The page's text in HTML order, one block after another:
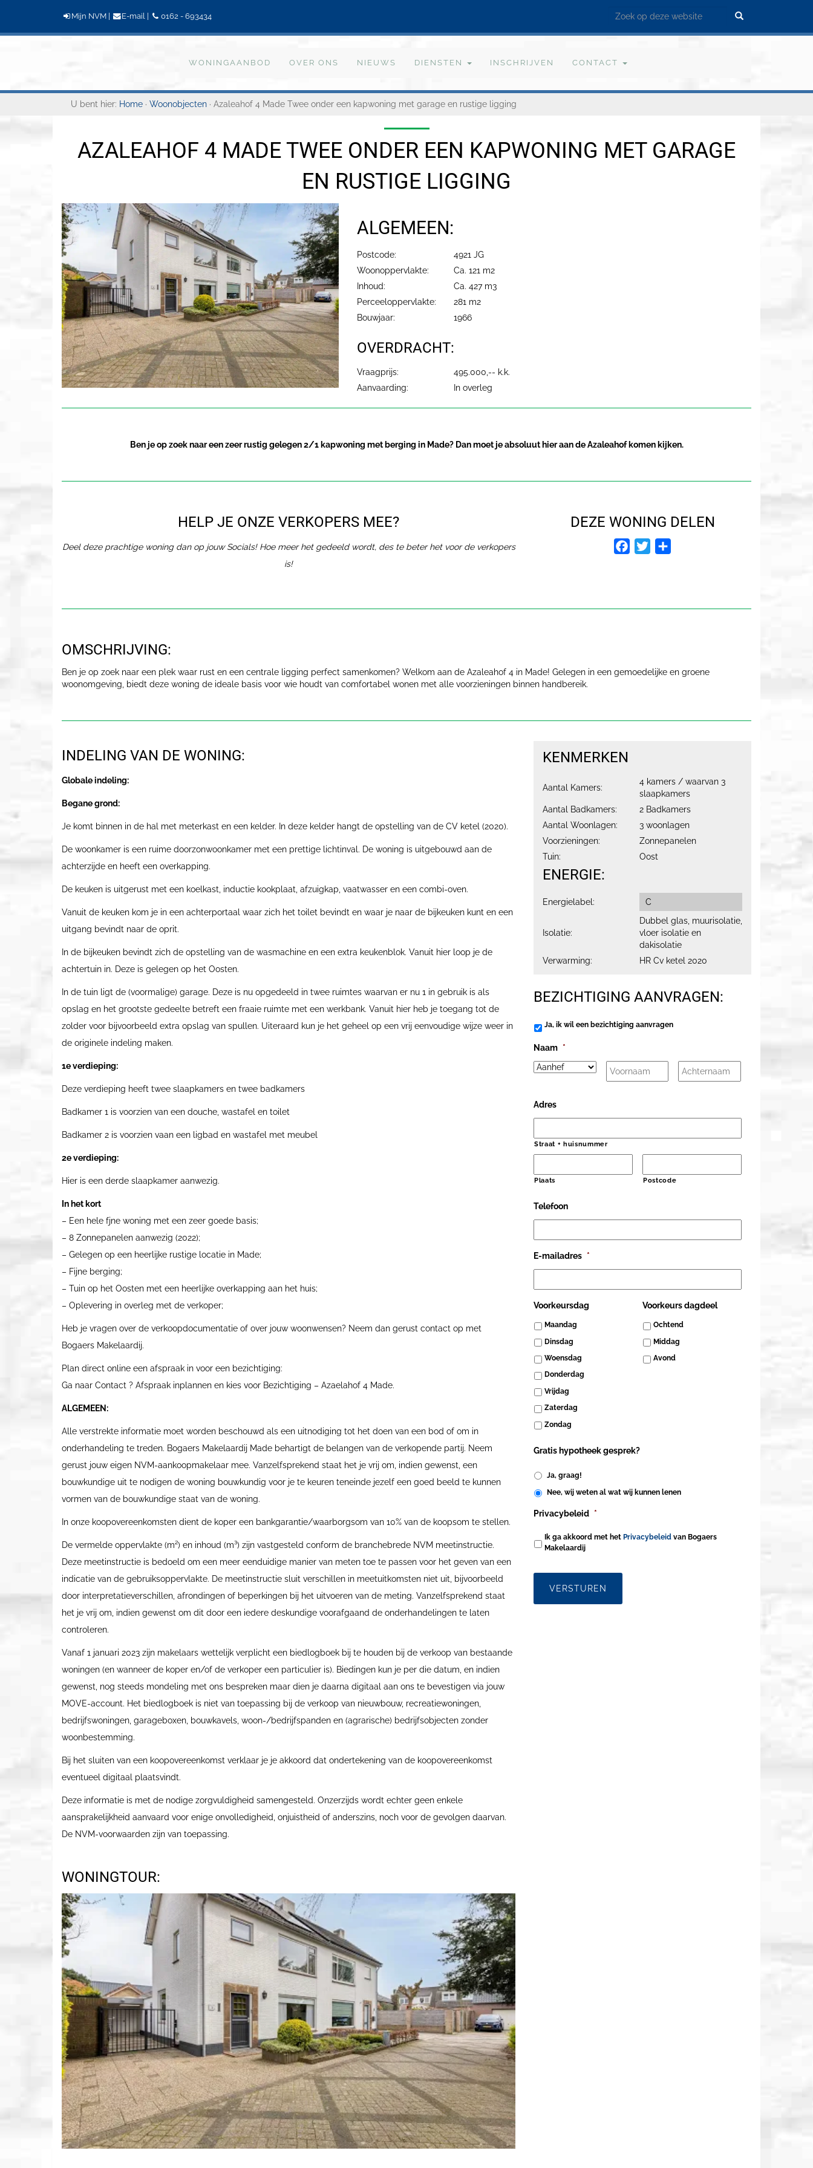
Mijn NVM E-mail 0162 - 693434
WONINGAANBOD OVER ONS NIEUWS DIENSTEN INSCHRIJVEN CONTACT
U bent hier: Home · Woonobjecten · Azaleahof 4 Made Twee onder een kapwoning met garage en rustige ligging
AZALEAHOF 4 MADE TWEE ONDER EEN KAPWONING MET GARAGE
EN RUSTIGE LIGGING
ALGEMEEN:
Postcode:
4921 JG
Woonoppervlakte:
Ca. 121 m2
Inhoud:
Ca. 427 m3
Perceeloppervlakte:
281 m2
Bouwjaar:
1966
OVERDRACHT:
Vraagprijs:
495.000,-- k.k.
Aanvaarding:
In overleg
Ben je op zoek naar een zeer rustig gelegen 2/1 kapwoning met berging in Made? Dan moet je absoluut hier aan de Azaleahof komen kijken.
HELP JE ONZE VERKOPERS MEE?
Deel deze prachtige woning dan op jouw Socials! Hoe meer het gedeeld wordt, des te beter het voor de verkopers
is!
DEZE WONING DELEN
Facebook
Twitter
OMSCHRIJVING:
Ben je op zoek naar een plek waar rust en een centrale ligging perfect samenkomen? Welkom aan de Azaleahof 4 in Made! Gelegen in een gemoedelijke en groene
woonomgeving, biedt deze woning de ideale basis voor wie houdt van comfortabel wonen met alle voorzieningen binnen handbereik.
INDELING VAN DE WONING:
Globale indeling:
Begane grond:
Je komt binnen in de hal met meterkast en een kelder. In deze kelder hangt de opstelling van de CV ketel (2020).
De woonkamer is een ruime doorzonwoonkamer met een prettige lichtinval. De woning is uitgebouwd aan de
achterzijde en heeft een overkapping.
De keuken is uitgerust met een koelkast, inductie kookplaat, afzuigkap, vaatwasser en een combi-oven.
Vanuit de keuken kom je in een achterportaal waar zich het toilet bevindt en waar je naar de bijkeuken kunt en een
uitgang bevindt naar de oprit.
In de bijkeuken bevindt zich de opstelling van de wasmachine en een extra keukenblok. Vanuit hier loop je de
achtertuin in. Deze is gelegen op het Oosten.
In de tuin ligt de (voormalige) garage. Deze is nu opgedeeld in twee ruimtes waarvan er nu 1 in gebruik is als
opslag en het grootste gedeelte betreft een fraaie ruimte met een werkbank. Vanuit hier heb je toegang tot de
zolder voor bijvoorbeeld extra opslag van spullen. Uiteraard kun je het geheel op een vrij eenvoudige wijze weer in
de originele indeling maken.
1e verdieping:
Deze verdieping heeft twee slaapkamers en twee badkamers
Badkamer 1 is voorzien van een douche, wastafel en toilet
Badkamer 2 is voorzien vaan een ligbad en wastafel met meubel
2e verdieping:
Hier is een derde slaapkamer aanwezig.
In het kort
– Een hele fjne woning met een zeer goede basis;
– 8 Zonnepanelen aanwezig (2022);
– Gelegen op een heerlijke rustige locatie in Made;
– Fijne berging;
– Tuin op het Oosten met een heerlijke overkapping aan het huis;
– Oplevering in overleg met de verkoper;
Heb je vragen over de verkoopdocumentatie of over jouw woonwensen? Neem dan gerust contact op met
Bogaers Makelaardij.
Plan direct online een afspraak in voor een bezichtiging:
Ga naar Contact ? Afspraak inplannen en kies voor Bezichtiging – Azaelahof 4 Made.
ALGEMEEN:
Alle verstrekte informatie moet worden beschouwd als een uitnodiging tot het doen van een bod of om in
onderhandeling te treden. Bogaers Makelaardij Made behartigt de belangen van de verkopende partij. Neem
gerust jouw eigen NVM-aankoopmakelaar mee. Vanzelfsprekend staat het je vrij om, indien gewenst, een
bouwkundige uit te nodigen de woning bouwkundig voor je te keuren teneinde jezelf een goed beeld te kunnen
vormen van de bouwkundige staat van de woning.
In onze koopovereenkomsten dient de koper een bankgarantie/waarborgsom van 10% van de koopsom te stellen.
De vermelde oppervlakte (m²) en inhoud (m³) zijn vastgesteld conform de branchebrede NVM meetinstructie.
Deze meetinstructie is bedoeld om een meer eenduidige manier van meten toe te passen voor het geven van een
indicatie van de gebruiksoppervlakte. De meetinstructie sluit verschillen in meetuitkomsten niet uit, bijvoorbeeld
door interpretatieverschillen, afrondingen of beperkingen bij het uitvoeren van de meting. Vanzelfsprekend staat
het je vrij om, indien gewenst om dit door een iedere deskundige voorafgaand de onderhandelingen te laten
controleren.
Vanaf 1 januari 2023 zijn makelaars wettelijk verplicht een biedlogboek bij te houden bij de verkoop van bestaande
woningen (en wanneer de koper en/of de verkoper een particulier is). Biedingen kun je per die datum, en indien
gewenst, nog steeds mondeling met ons bespreken maar dien je daarna digitaal aan ons te bevestigen via jouw
MOVE-account. Het biedlogboek is niet van toepassing bij de verkoop van nieuwbouw, recreatiewoningen,
bedrijfswoningen, garageboxen, bouwkavels, woon-/bedrijfspanden en (agrarische) bedrijfsobjecten zonder
woonbestemming.
Bij het sluiten van een koopovereenkomst verklaar je je akkoord dat ondertekening van de koopovereenkomst
eventueel digitaal plaatsvindt.
Deze informatie is met de nodige zorgvuldigheid samengesteld. Onzerzijds wordt echter geen enkele
aansprakelijkheid aanvaard voor enige onvolledigheid, onjuistheid of anderszins, noch voor de gevolgen daarvan.
De NVM-voorwaarden zijn van toepassing.
WONINGTOUR:
KENMERKEN
Aantal Kamers:
4 kamers / waarvan 3
slaapkamers
Aantal Badkamers:
2 Badkamers
Aantal Woonlagen:
3 woonlagen
Voorzieningen:
Zonnepanelen
Tuin:
Oost
ENERGIE:
Energielabel: C
Isolatie:
Dubbel glas, muurisolatie,
vloer isolatie en
dakisolatie
Verwarming:
HR Cv ketel 2020
BEZICHTIGING AANVRAGEN:
Aanvragen?
Ja, ik wil een bezichtiging aanvragen
Naam *
Adres
Straat + huisnummer
Plaats Postcode
Telefoon
E-mailadres *
Voorkeursdag
Maandag
Dinsdag
Woensdag
Donderdag
Vrijdag
Zaterdag
Zondag
Voorkeurs dagdeel
Ochtend
Middag
Avond
Gratis hypotheek gesprek?
Ja, graag!
Nee, wij weten al wat wij kunnen lenen
Privacybeleid *
Ik ga akkoord met het Privacybeleid van Bogaers
Makelaardij